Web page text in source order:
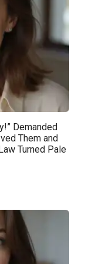
Demanded
Them and
Turned Pale